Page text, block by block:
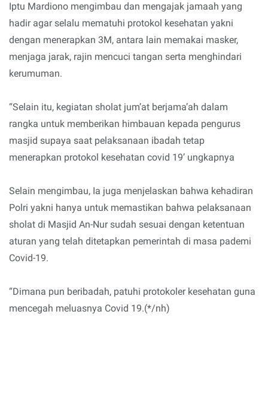
Iptu Mardiono mengimbau dan mengajak jamaah yang
hadir agar selalu mematuhi protokol kesehatan yakni
dengan menerapkan 3M, antara lain memakai masker,
menjaga jarak, rajin mencuci tangan serta menghindari
kerumuman.
“Selain itu, kegiatan sholat jum’at berjama’ah dalam
rangka untuk memberikan himbauan kepada pengurus
masjid supaya saat pelaksanaan ibadah tetap
menerapkan protokol kesehatan covid 19’ ungkapnya
Selain mengimbau, Ia juga menjelaskan bahwa kehadiran
Polri yakni hanya untuk memastikan bahwa pelaksanaan
sholat di Masjid An-Nur sudah sesuai dengan ketentuan
aturan yang telah ditetapkan pemerintah di masa pademi
Covid-19.
“Dimana pun beribadah, patuhi protokoler kesehatan guna
mencegah meluasnya Covid 19.(*/nh)